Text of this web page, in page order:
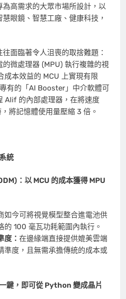
高需求的大眾市場所設計，以
眼鏡、智慧工廠、健康科技，
面臨著令人沮喪的取捨難題：
微處理器 (MPU) 執行複雜的視
成本效益的 MCU 上實現有限
有的「AI Booster」中介軟體可
Alif 的內部處理器，在將速度
將記憶體使用量壓縮 3 倍。
統
：以 MCU 的成本獲得 MPU
如今可將視覺模型整合進電池供
的 100 毫瓦功耗範圍內執行。
度： 在邊緣端直接提供媲美雲端
準度，且無需承擔傳統的成本或
鍵，即可從 Python 變成晶片